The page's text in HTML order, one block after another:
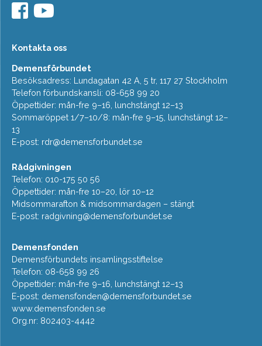
Kontakta oss
Demensförbundet
Besöksadress: Lundagatan 42 A, 5 tr, 117 27 Stockholm
Telefon förbundskansli: 08-658 99 20
Öppettider: mån-fre 9–16, lunchstängt 12–13
Sommaröppet 1/7–10/8: mån-fre 9–15, lunchstängt 12–
13
E-post: rdr@demensforbundet.se
Rådgivningen
Telefon: 010-175 50 56
Öppettider: mån-fre 10–20, lör 10–12
Midsommarafton & midsommardagen – stängt
E-post: radgivning@demensforbundet.se
Demensfonden
Demensförbundets insamlingsstiftelse
Telefon: 08-658 99 26
Öppettider: mån-fre 9–16, lunchstängt 12–13
E-post: demensfonden@demensforbundet.se
www.demensfonden.se
Org.nr: 802403-4442